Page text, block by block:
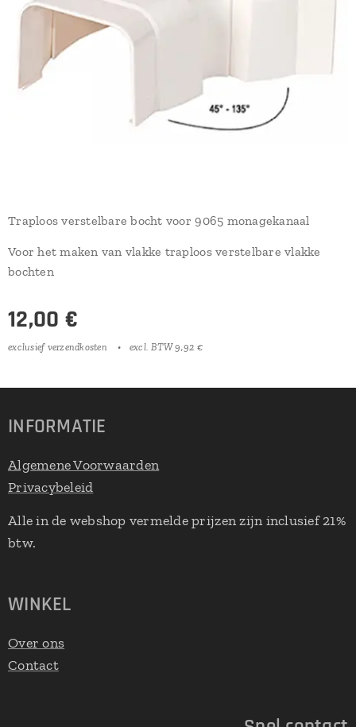
Traploos verstelbare bocht voor 9065 monagekanaal
Voor het maken van vlakke traploos verstelbare vlakke
bochten
12,00 €
exclusief verzendkosten excl. BTW 9,92 €
INFORMATIE
Algemene Voorwaarden
Privacybeleid
Alle in de webshop vermelde prijzen zijn inclusief 21%
btw.
WINKEL
Over ons
Contact